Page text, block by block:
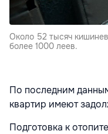
Oколо 52 тысяч
более 1000 леев.
По последним
квартир имеют
Подготовка к